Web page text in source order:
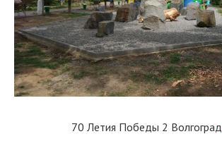
70 Летия Победы 2 Волгоград